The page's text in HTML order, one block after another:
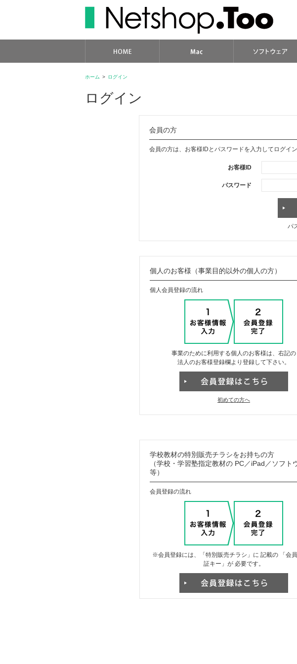
ホーム > ログイン
ログイン
会員の方
会員の方は、お客様IDとパスワードを入力してログイン
お客様ID
パスワード
パ
個人のお客様（事業目的以外の個人の方）
個人会員登録の流れ
事業のために利用する個人のお客様は、右記の
法人のお客様登録欄より登録して下さい。
初めての方へ
学校教材の特別販売チラシをお持ちの方
（学校・学習塾指定教材の PC／iPad／ソフト
等）
会員登録の流れ
※会員登録には、「特別販売チラシ」に 記載の 「会
証キー」が 必要です。